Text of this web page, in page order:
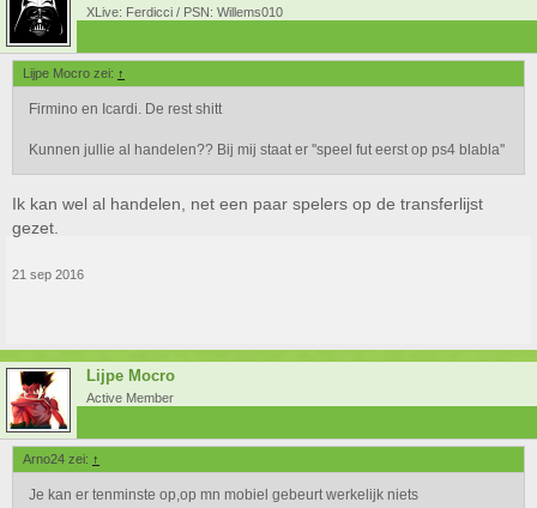
XLive: Ferdicci / PSN: Willems010
Lijpe Mocro zei: ↑
Firmino en Icardi. De rest shitt
Kunnen jullie al handelen?? Bij mij staat er ''speel fut eerst op ps4 blabla''
Ik kan wel al handelen, net een paar spelers op de transferlijst
gezet.
21 sep 2016
Lijpe Mocro
Active Member
Arno24 zei: ↑
Je kan er tenminste op,op mn mobiel gebeurt werkelijk niets